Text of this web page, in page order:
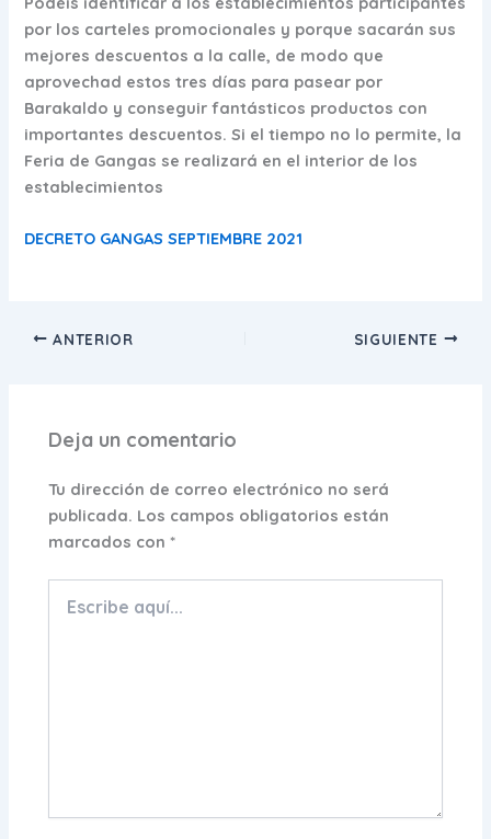
por los carteles promocionales y porque sacarán sus
mejores descuentos a la calle, de modo que
aprovechad estos tres días para pasear por
Barakaldo y conseguir fantásticos productos con
importantes descuentos. Si el tiempo no lo permite, la
Feria de Gangas se realizará en el interior de los
establecimientos
DECRETO GANGAS SEPTIEMBRE 2021
ANTERIOR SIGUIENTE
Deja un comentario
Tu dirección de correo electrónico no será
publicada. Los campos obligatorios están
marcados con*
aquí...